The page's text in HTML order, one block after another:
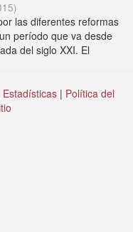
)
las diferentes reformas
período que va desde
del siglo XXI. El
Estadísticas | Política del